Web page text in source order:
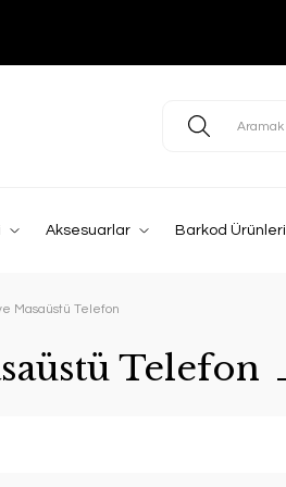
Aksesuarlar Barkod Ürünleri
Masaüstü Telefon
Telefon